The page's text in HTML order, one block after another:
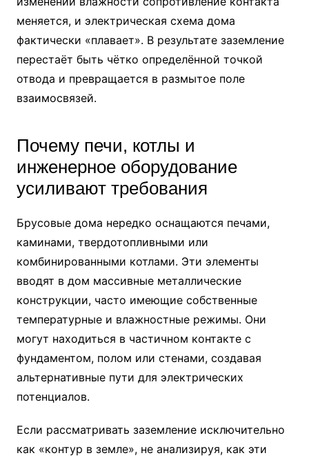
меняется, и электрическая схема дома
фактически «плавает». В результате заземление
перестаёт быть чётко определённой точкой
отвода и превращается в размытое поле
взаимосвязей.
Почему печи, котлы и
инженерное оборудование
усиливают требования
Брусовые дома нередко оснащаются печами,
каминами, твердотопливными или
комбинированными котлами. Эти элементы
вводят в дом массивные металлические
конструкции, часто имеющие собственные
температурные и влажностные режимы. Они
могут находиться в частичном контакте с
фундаментом, полом или стенами, создавая
альтернативные пути для электрических
потенциалов.
Если рассматривать заземление исключительно
как «контур в земле», не анализируя, как эти